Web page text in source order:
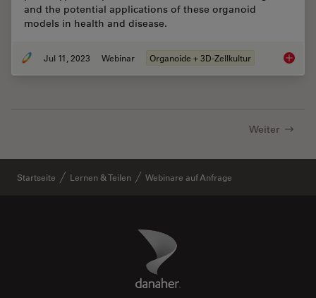
and the potential applications of these organoid
models in health and disease.
Jul 11, 2023 Webinar Organoide + 3D-Zellkultur
Weiter
Startseite Lernen & Teilen Webinare auf Anfrage
Danaher Logo